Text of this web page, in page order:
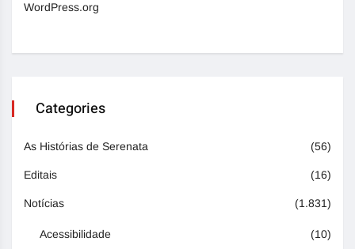
WordPress.org
Categories
As Histórias de Serenata (56)
Editais (16)
Notícias (1.831)
Acessibilidade (10)